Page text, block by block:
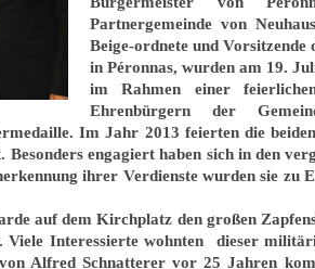
Partnergemeinde von
Beige-ordnete und Vorsitzende
in Péronnas, wurden am 19.
im Rahmen einer
Ehrenbürgernder
. Im Jahr 2013 feierten die
engagiert haben sich in den
ihrer Verdienste wurden sie zu
auf dem Kirchplatz den großen
Viele Interessierte wohnten dieser
Alfred Schnatterer vor 25 Jahren